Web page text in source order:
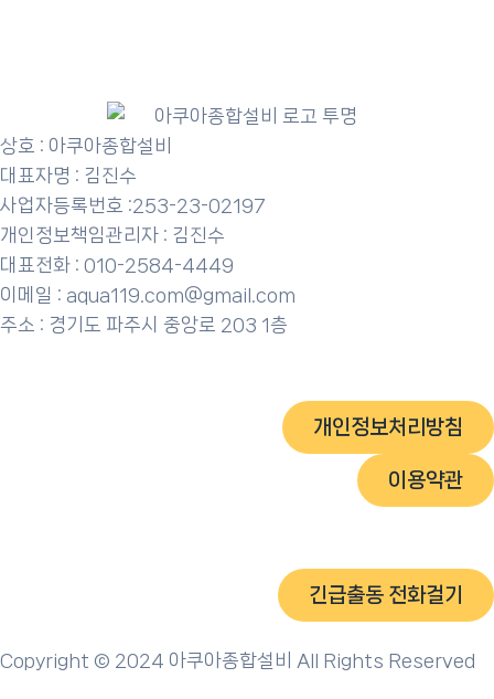
상호 : 아쿠아종합설비
대표자명 : 김진수
사업자등록번호 :253-23-02197
개인정보책임관리자 : 김진수
대표전화 : 010-2584-4449
이메일 : aqua119.com@gmail.com
주소 : 경기도 파주시 중앙로 203 1층
개인정보처리방침
이용약관
긴급출동 전화걸기
Copyright © 2024 아쿠아종합설비 All Rights Reserved